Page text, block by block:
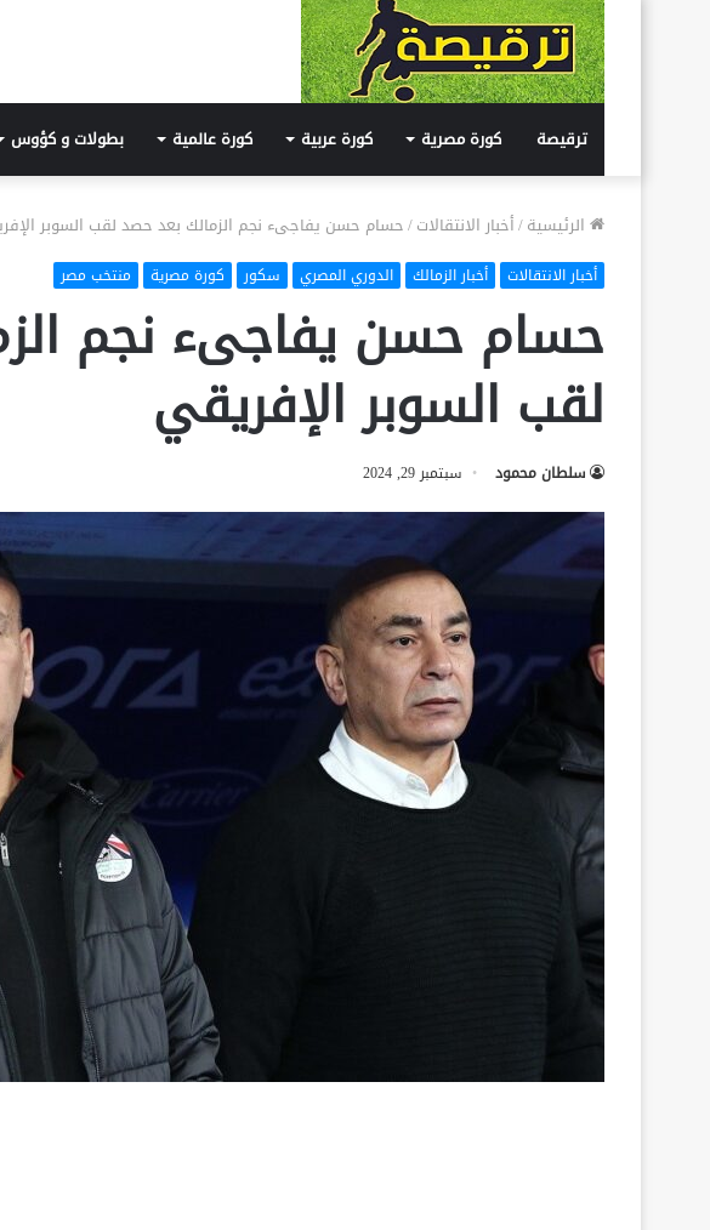
ترقيصة كورة مصرية كورة عربية كورة عالمية بطولات و كؤوس
الرئيسية/أخبار الانتقالات/حسام حسن يفاجىء نجم الزمالك بعد حصد لقب السوبر
أخبار الانتقالات أخبار الزمالك الدوري المصري سكور كورة مصرية منتخب مصر
حسام حسن يفاجىء نجم
لقب السوبر الإفريقي
سلطان محمود سبتمبر 29, 2024